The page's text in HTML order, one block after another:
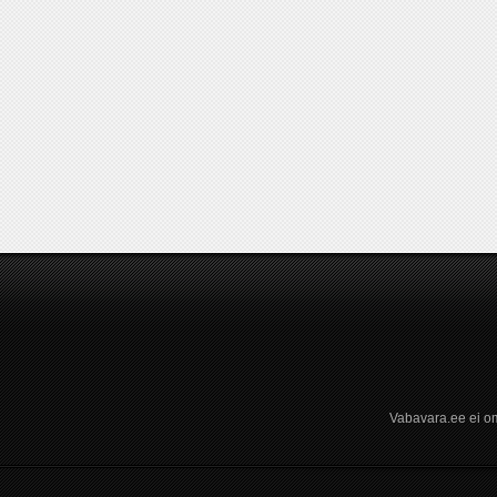
Vabavara.ee ei